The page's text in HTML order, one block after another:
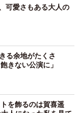
可愛さもある大人の
る余地がたくさ
きない公演に」
を飾るのは賀喜遥